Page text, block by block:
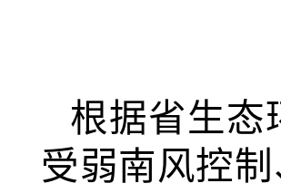
根据省生态
受弱南风控